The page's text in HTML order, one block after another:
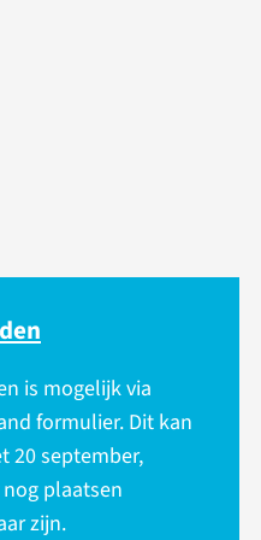
is mogelijk via
formulier. Dit kan
20 september,
plaatsen
zijn.